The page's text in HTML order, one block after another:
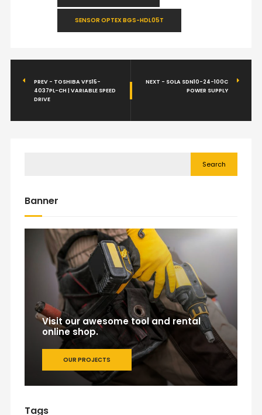
SENSOR OPTEX BGS-HDL05T
PREV - TOSHIBA VFS15-
4037PL-CH | VARIABLE SPEED
DRIVE
NEXT - SOLA SDN10-24-100C
POWER SUPPLY
Search
Banner
Visit our awesome tool and rental
online shop.
OUR PROJECTS
Tags